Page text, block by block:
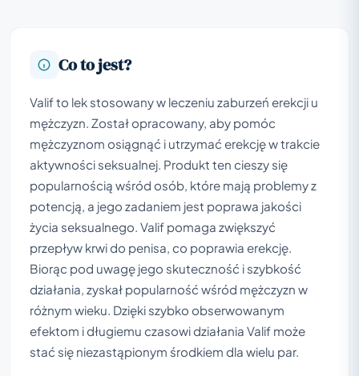
Co to jest?
Valif to lek stosowany w leczeniu zaburzeń erekcji u
mężczyzn. Został opracowany, aby pomóc
mężczyznom osiągnąć i utrzymać erekcję w trakcie
aktywności seksualnej. Produkt ten cieszy się
popularnością wśród osób, które mają problemy z
potencją, a jego zadaniem jest poprawa jakości
życia seksualnego. Valif pomaga zwiększyć
przepływ krwi do penisa, co poprawia erekcję.
Biorąc pod uwagę jego skuteczność i szybkość
działania, zyskał popularność wśród mężczyzn w
różnym wieku. Dzięki szybko obserwowanym
efektom i długiemu czasowi działania Valif może
stać się niezastąpionym środkiem dla wielu par.